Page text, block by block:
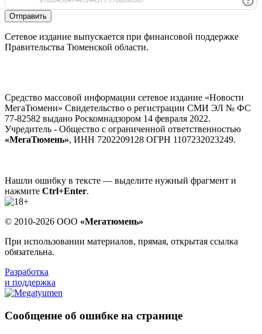
Отправить
Сетевое издание выпускается при финансовой поддержке
Правительства Тюменской области.
Средство массовой информации сетевое издание «Новости
МегаТюмени» Свидетельство о регистрации СМИ ЭЛ № ФС
77-82582 выдано Роскомнадзором 14 февраля 2022.
Учредитель - Общество с ограниченной ответственностью
«МегаТюмень», ИНН 7202209128 ОГРН 1107232023249.
Нашли ошибку в тексте — выделите нужный фрагмент и
нажмите Ctrl+Enter.
© 2010-2026 ООО «Мегатюмень»
При использовании материалов, прямая, открытая ссылка
обязательна.
Разработка
и поддержка
Сообщение об ошибке на странице